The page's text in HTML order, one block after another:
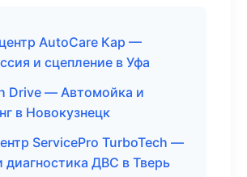
AutoCare Кар —
и сцепление в Уфа
Drive — Автомойка и
в Новокузнецк
ServicePro TurboTech —
диагностика ДВС в Тверь